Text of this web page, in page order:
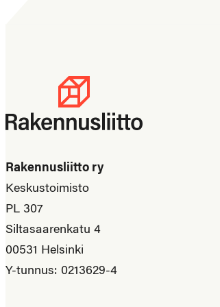
Rakennusliitto ry
Keskustoimisto
PL 307
Siltasaarenkatu 4
00531 Helsinki
Y-tunnus: 0213629-4